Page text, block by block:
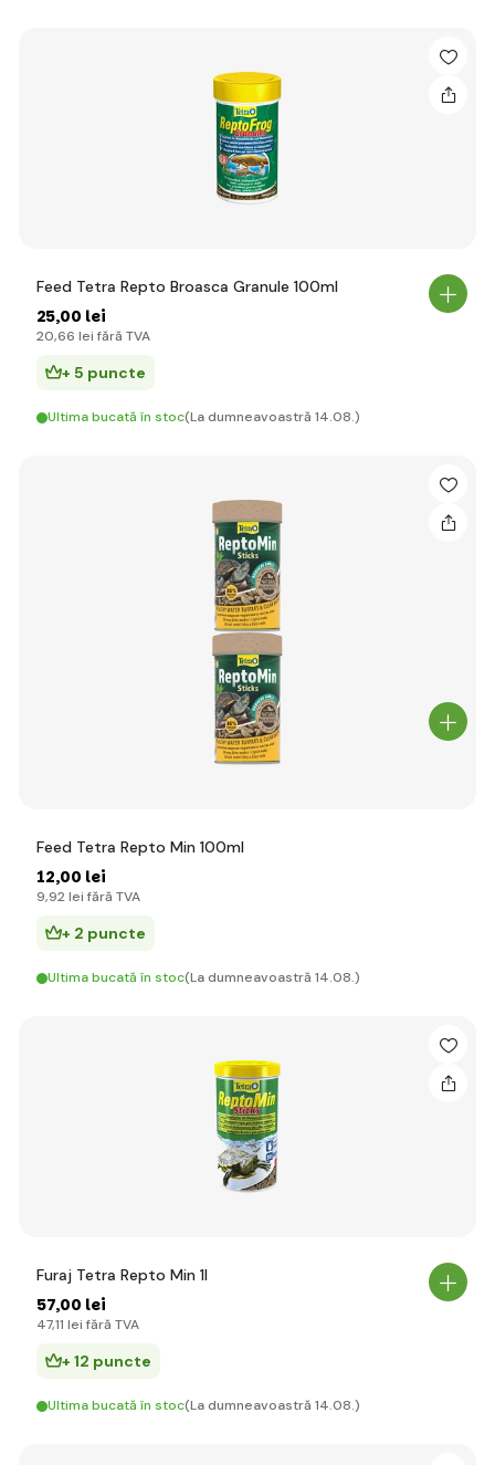
Feed Tetra Repto Broasca Granule 100ml
25,00 lei
20,66 lei fără TVA
+ 5 puncte
Ultima bucată în stoc(La dumneavoastră 14.08.)
Feed Tetra Repto Min 100ml
12,00 lei
9,92 lei fără TVA
+ 2 puncte
Ultima bucată în stoc(La dumneavoastră 14.08.)
Furaj Tetra Repto Min 1l
57,00 lei
47,11 lei fără TVA
+ 12 puncte
Ultima bucată în stoc(La dumneavoastră 14.08.)